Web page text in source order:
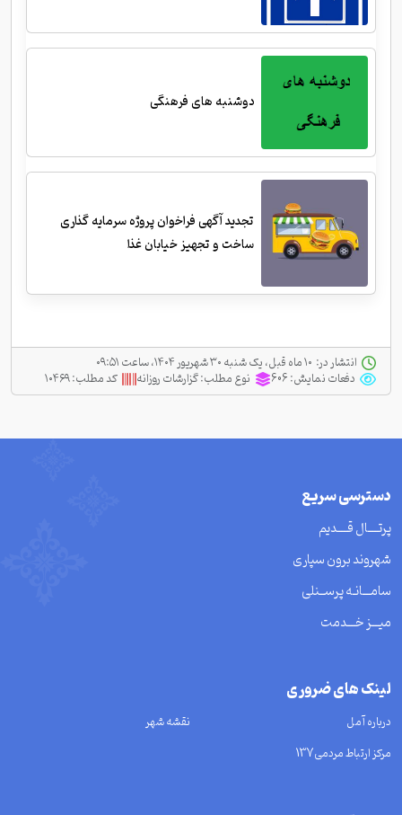
دوشنبه های فرهنگی
تجدید آگهی فراخوان پروژه سرمایه گذاری
ساخت و تجهیز خیابان غذا
انتشار در:
دفعات نمایش:606 نوع مطلب:گزارشات روزانه کد مطلب:۱۰۴۶۹
دسترسی سریع
پرتــــال قــــدیم
شهروند برون سپاری
سامـــانـه پرســنلی
میـــز خـــدمت
لینک های ضروری
درباره آمل
نقشه شهر
مرکز ارتباط مردمی137